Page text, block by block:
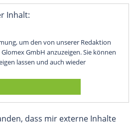
Inhalt:
um den von unserer Redaktion
GmbH anzuzeigen. Sie können
lassen und auch wieder
dass mir externe Inhalte